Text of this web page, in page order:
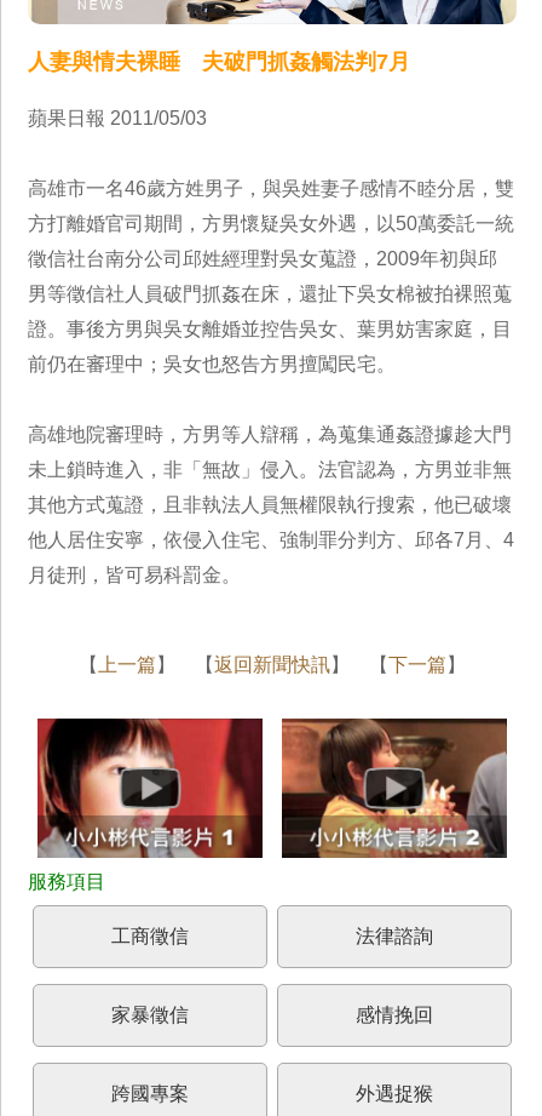
人妻與情夫裸睡 夫破門抓姦觸法判7月
蘋果日報 2011/05/03
高雄市一名46歲方姓男子，與吳姓妻子感情不睦分居，雙
方打離婚官司期間，方男懷疑吳女外遇，以50萬委託一統
徵信社台南分公司邱姓經理對吳女蒐證，2009年初與邱
男等徵信社人員破門抓姦在床，還扯下吳女棉被拍裸照蒐
證。事後方男與吳女離婚並控告吳女、葉男妨害家庭，目
前仍在審理中；吳女也怒告方男擅闖民宅。
高雄地院審理時，方男等人辯稱，為蒐集通姦證據趁大門
未上鎖時進入，非「無故」侵入。法官認為，方男並非無
其他方式蒐證，且非執法人員無權限執行搜索，他已破壞
他人居住安寧，依侵入住宅、強制罪分判方、邱各7月、4
月徒刑，皆可易科罰金。
【 上一篇 】 【返回新聞快訊】 【下一篇 】
工商徵信 法律諮詢
家暴徵信 感情挽回
跨國專案 外遇捉猴